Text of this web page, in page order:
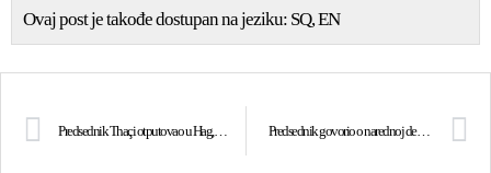
Ovaj post je takođe dostupan na jeziku: SQ EN
Predsednik govorio o narednoj deceniji Kosova, zatražio političko jedinstvo